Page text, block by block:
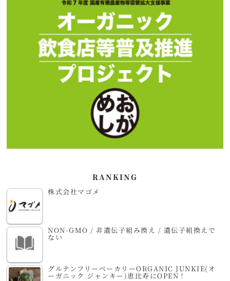
RANKING
株式会社マゴメ
NON-GMO / 非遺伝子組み換え / 遺伝子組換えで
ない
グルテンフリーベーカリーORGANIC JUNKIE(オ
ーガニック ジャンキー)恵比寿にOPEN！